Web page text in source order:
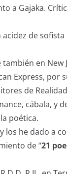
a Gajaka.
de sofista
en New
Express, por
de
cábala, y
poética.
he dado a
de “21